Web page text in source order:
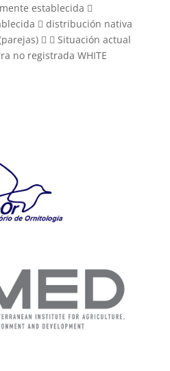
establecida 
 distribución nativa
  Situación actual
no registrada WHITE